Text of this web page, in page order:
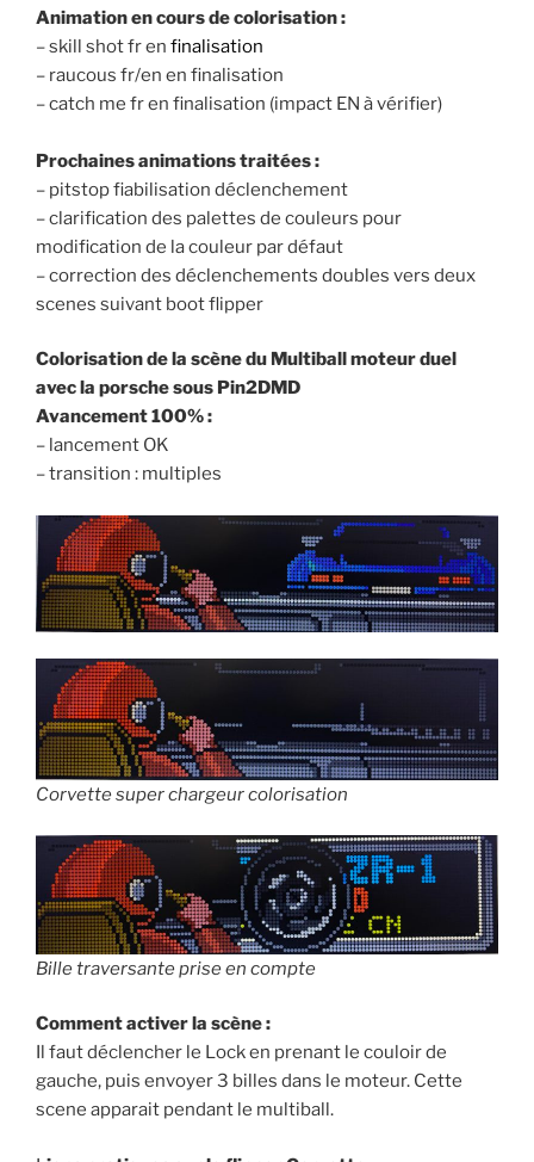
Animation en cours de colorisation :
– skill shot fr en finalisation
– raucous fr/en en finalisation
– catch me fr en finalisation (impact EN à vérifier)
Prochaines animations traitées :
– pitstop fiabilisation déclenchement
– clarification des palettes de couleurs pour
modification de la couleur par défaut
– correction des déclenchements doubles vers deux
scenes suivant boot flipper
Colorisation de la scène du Multiball moteur duel
avec la porsche sous Pin2DMD
Avancement 100% :
– lancement OK
– transition : multiples
Corvette super chargeur colorisation
Bille traversante prise en compte
Comment activer la scène :
Il faut déclencher le Lock en prenant le couloir de
gauche, puis envoyer 3 billes dans le moteur. Cette
scene apparait pendant le multiball.